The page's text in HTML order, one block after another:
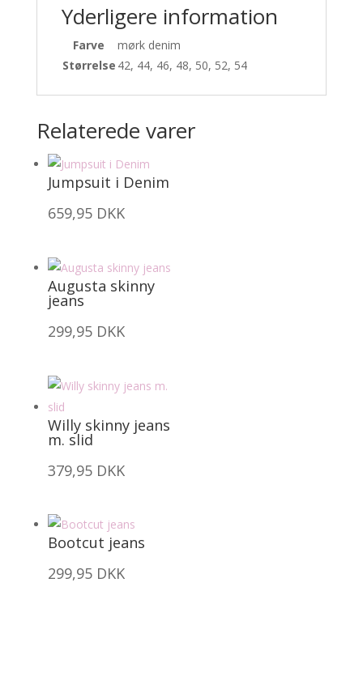
Yderligere information
Farve
mørk denim
Størrelse 42, 44, 46, 48, 50, 52, 54
Relaterede varer
Jumpsuit i Denim
659,95 DKK
Augusta skinny
jeans
299,95 DKK
Willy skinny jeans
m. slid
379,95 DKK
Bootcut jeans
299,95 DKK